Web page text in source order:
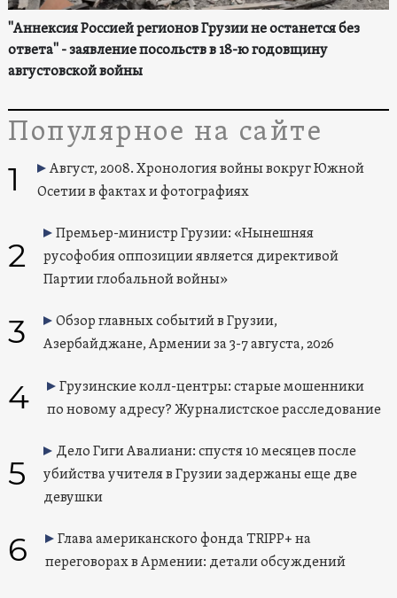
"Аннексия Россией регионов Грузии не останется без
ответа" - заявление посольств в 18-ю годовщину
августовской войны
Популярное на сайте
1
Август, 2008. Хронология войны вокруг Южной
Осетии в фактах и фотографиях
2
Премьер-министр Грузии: «Нынешняя
русофобия оппозиции является директивой
Партии глобальной войны»
3
Обзор главных событий в Грузии,
Азербайджане, Армении за 3-7 августа, 2026
4
Грузинские колл-центры: старые мошенники
по новому адресу? Журналистское расследование
5
Дело Гиги Авалиани: спустя 10 месяцев после
убийства учителя в Грузии задержаны еще две
девушки
6
Глава американского фонда TRIPP+ на
переговорах в Армении: детали обсуждений